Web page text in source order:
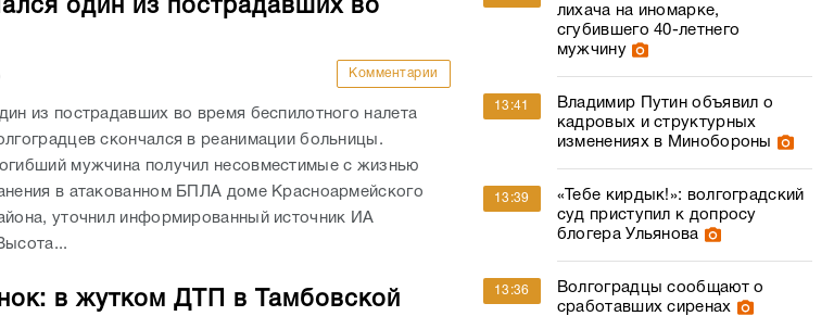
один из пострадавших во
Комментарии
из пострадавших во время беспилотного налета
скончался в реанимации больницы.
мужчина получил несовместимые с жизнью
в атакованном БПЛА доме Красноармейского
уточнил информированный источник ИА
в жутком ДТП в Тамбовской
лихача на иномарке,
сгубившего 40-летнего
мужчину
13:41
Владимир Путин объявил о
кадровых и структурных
изменениях в Минобороны
13:39
«Тебе кирдык!»: волгоградский
суд приступил к допросу
блогера Ульянова
13:36
Волгоградцы сообщают о
сработавших сиренах